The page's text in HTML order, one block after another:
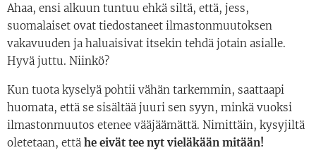
Ahaa, ensi alkuun tuntuu ehkä siltä, että, jess,
suomalaiset ovat tiedostaneet ilmastonmuutoksen
vakavuuden ja haluaisivat itsekin tehdä jotain asialle.
Hyvä juttu. Niinkö?
Kun tuota kyselyä pohtii vähän tarkemmin, saattaapi
huomata, että se sisältää juuri sen syyn, minkä vuoksi
ilmastonmuutos etenee vääjäämättä. Nimittäin, kysyjiltä
oletetaan, että he eivät tee nyt vieläkään mitään!